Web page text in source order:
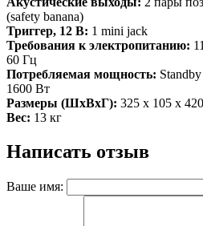
(safety banana)
Триггер, 12 В: 1 mini jack
Требования к электропитанию:
60 Гц
Потребляемая мощность:
1600 Вт
Размеры (ШхВхГ): 325 х 105 х
Вес: 13 кг
Написать отзыв
Ваше имя: